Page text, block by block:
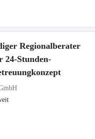
Regionalberater
24-Stunden-